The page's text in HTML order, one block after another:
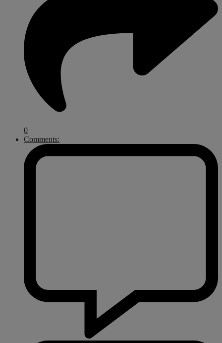
0
Comments: